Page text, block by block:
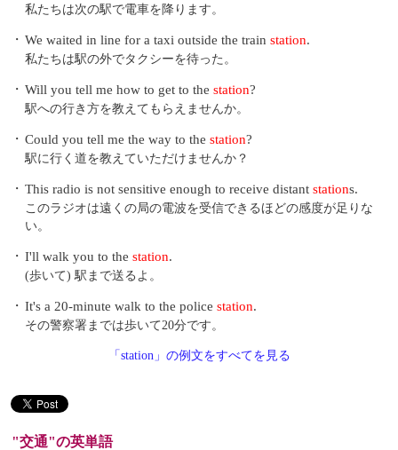
私たちは次の駅で電車を降ります。
・ We waited in line for a taxi outside the train station.
私たちは駅の外でタクシーを待った。
・ Will you tell me how to get to the station?
駅への行き方を教えてもらえませんか。
・ Could you tell me the way to the station?
駅に行く道を教えていただけませんか？
・ This radio is not sensitive enough to receive distant stations.
このラジオは遠くの局の電波を受信できるほどの感度が足りな
い。
・ I'll walk you to the station.
(歩いて) 駅まで送るよ。
・ It's a 20-minute walk to the police station.
その警察署までは歩いて20分です。
「station」の例文をすべてを見る
"交通"の英単語